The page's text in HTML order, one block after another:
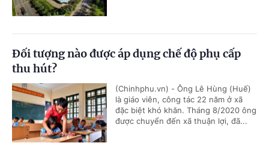
Đối tượng nào được áp dụng chế độ phụ cấp
thu hút?
(Chinhphu.vn) - Ông Lê Hùng (Huế)
là giáo viên, công tác 22 năm ở xã
đặc biệt khó khăn. Tháng 8/2020 ông
được chuyển đến xã thuận lợi, đã...